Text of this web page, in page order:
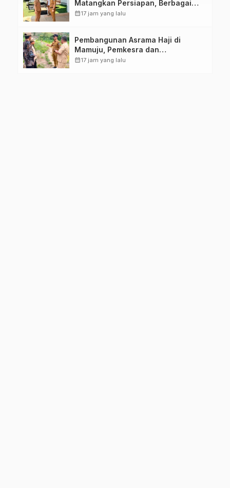
Matangkan Persiapan, Berbagai
Lomba Akan Dilaksanakan Pemprov
calendar_month17 jam yang lalu
Pembangunan Asrama Haji di
Mamuju, Pemkesra dan
Kementerian Haji Sulbar Tinjau
calendar_month17 jam yang lalu